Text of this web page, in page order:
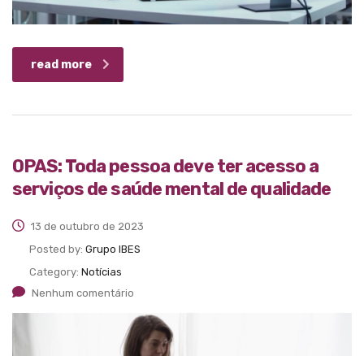
read more
OPAS: Toda pessoa deve ter acesso a
serviços de saúde mental de qualidade
13 de outubro de 2023
Posted by: Grupo IBES
Category: Notícias
Nenhum comentário